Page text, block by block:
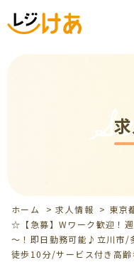
ホーム >求人情報 > 東京
☆【急募】Wワーク歓迎！
～！即日勤務可能♪立川市/
徒歩10分/サービス付き高齢